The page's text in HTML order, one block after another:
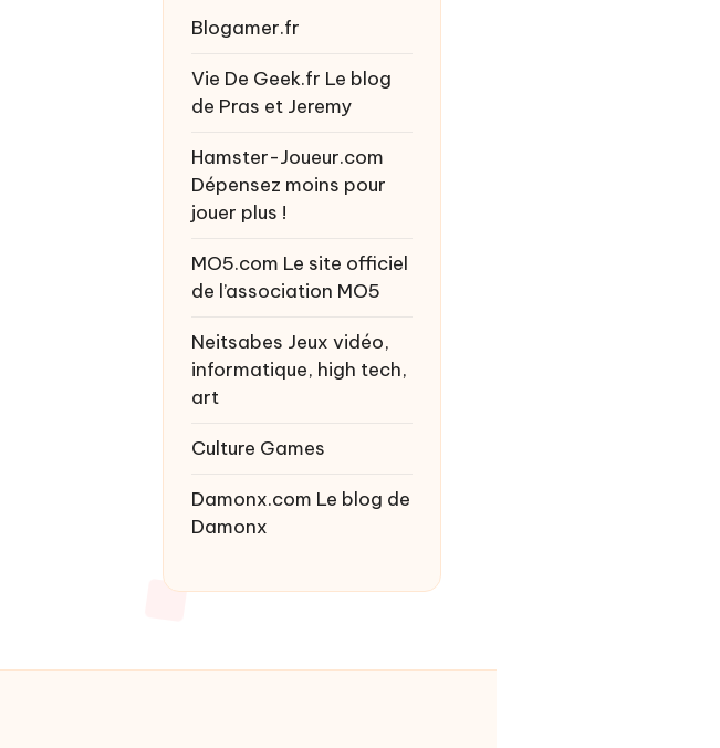
Blogamer.fr
Vie De Geek.fr Le blog
de Pras et Jeremy
Hamster-Joueur.com
Dépensez moins pour
jouer plus !
MO5.com Le site officiel
de l’association MO5
Neitsabes Jeux vidéo,
informatique, high tech,
art
Culture Games
Damonx.com Le blog de
Damonx